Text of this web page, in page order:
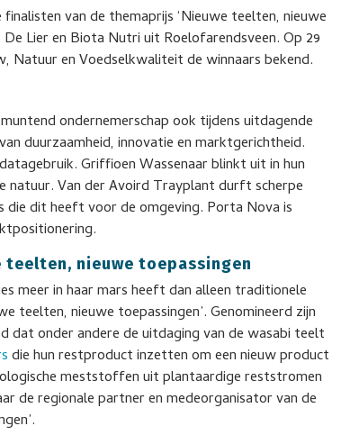
van de themaprijs ‘Nieuwe teelten, nieuwe
Lier en Biota Nutri uit Roelofarendsveen. Op 29
Natuur en Voedselkwaliteit de winnaars bekend.
ondernemerschap ook tijdens uitdagende
duurzaamheid, innovatie en marktgerichtheid.
Griffioen Wassenaar blinkt uit in hun
natuur. Van der Avoird Trayplant durft scherpe
die dit heeft voor de omgeving. Porta Nova is
nieuwe toepassingen
meer in haar mars heeft dan alleen traditionele
teelten, nieuwe toepassingen’. Genomineerd zijn
dat onder andere de uitdaging van de wasabi teelt
die hun restproduct inzetten om een nieuw product
meststoffen uit plantaardige reststromen
de regionale partner en medeorganisator van de